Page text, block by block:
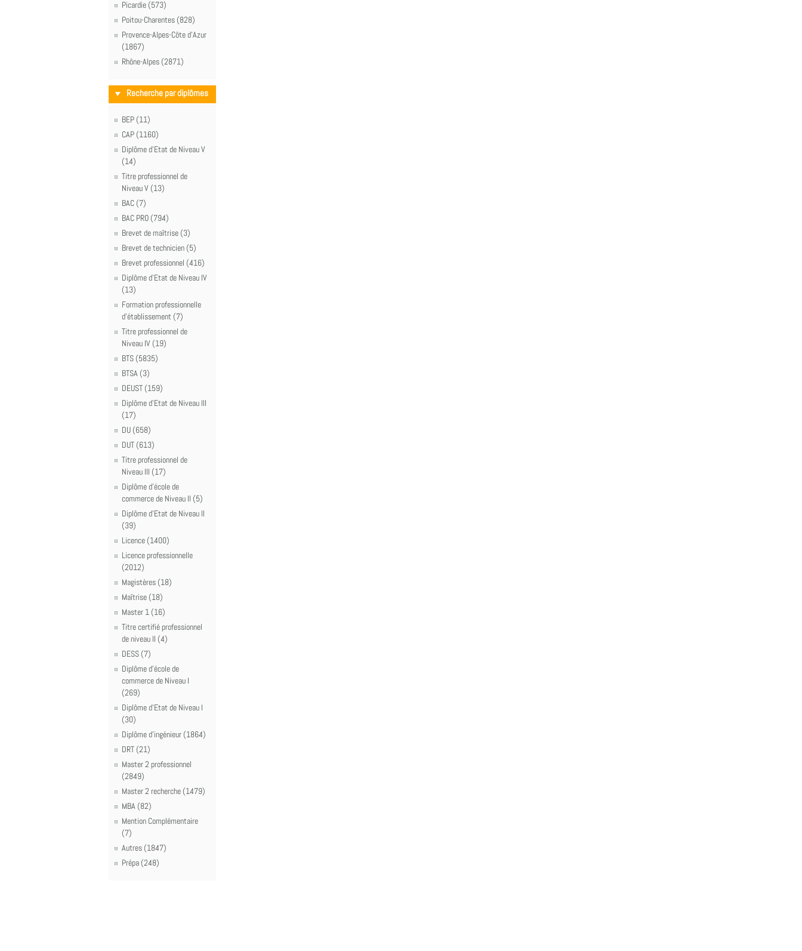
Picardie (573)
Poitou-Charentes (828)
Provence-Alpes-Côte d'Azur
(1867)
Rhône-Alpes (2871)
Recherche par diplômes
BEP (11)
CAP (1160)
Diplôme d'Etat de Niveau V
(14)
Titre professionnel de
Niveau V (13)
BAC (7)
BAC PRO (794)
Brevet de maîtrise (3)
Brevet de technicien (5)
Brevet professionnel (416)
Diplôme d'Etat de Niveau IV
(13)
Formation professionnelle
d'établissement (7)
Titre professionnel de
Niveau IV (19)
BTS (5835)
BTSA (3)
DEUST (159)
Diplôme d'Etat de Niveau III
(17)
DU (658)
DUT (613)
Titre professionnel de
Niveau III (17)
Diplôme d'école de
commerce de Niveau II (5)
Diplôme d'Etat de Niveau II
(39)
Licence (1400)
Licence professionnelle
(2012)
Magistères (18)
Maîtrise (18)
Master 1 (16)
Titre certifié professionnel
de niveau II (4)
DESS (7)
Diplôme d'école de
commerce de Niveau I
(269)
Diplôme d'Etat de Niveau I
(30)
Diplôme d'ingénieur (1864)
DRT (21)
Master 2 professionnel
(2849)
Master 2 recherche (1479)
MBA (82)
Mention Complémentaire
(7)
Autres (1847)
Prépa (248)